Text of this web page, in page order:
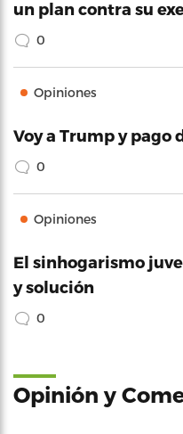
un plan contra su
0
Opiniones
Voy a Trump y pago
0
Opiniones
El sinhogarismo
y solución
0
Opinión y